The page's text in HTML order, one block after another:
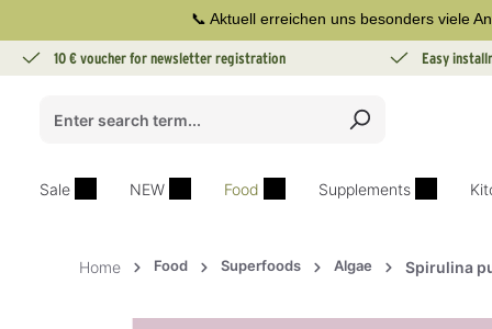
Skip to main navigation📞 Aktuell erreichen uns besonders viele
10 € voucher for newsletter registration Easy
Sale NEW Food Supplements
Home Food Superfoods Algae Spirulina